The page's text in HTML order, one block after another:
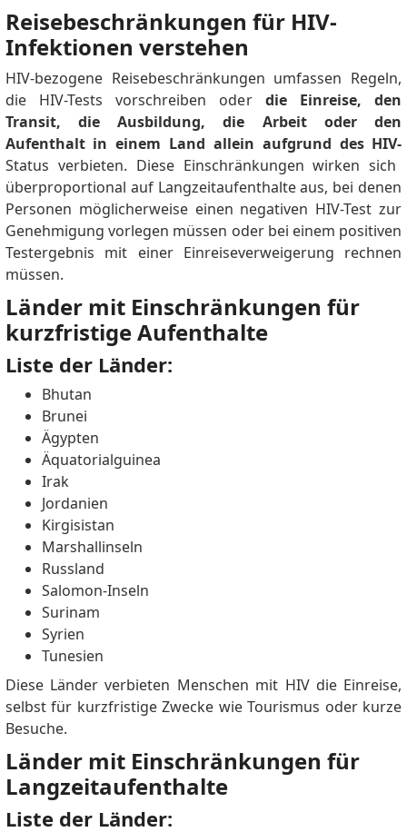
Reisebeschränkungen für HIV-
Infektionen verstehen
HIV-bezogene Reisebeschränkungen umfassen Regeln,
die HIV-Tests vorschreiben oder die Einreise, den
Transit, die Ausbildung, die Arbeit oder den
Aufenthalt in einem Land allein aufgrund des HIV-
Status verbieten. Diese Einschränkungen wirken sich
überproportional auf Langzeitaufenthalte aus, bei denen
Personen möglicherweise einen negativen HIV-Test zur
Genehmigung vorlegen müssen oder bei einem positiven
Testergebnis mit einer Einreiseverweigerung rechnen
müssen.
Länder mit Einschränkungen für
kurzfristige Aufenthalte
Liste der Länder:
Bhutan
Brunei
Ägypten
Äquatorialguinea
Irak
Jordanien
Kirgisistan
Marshallinseln
Russland
Salomon-Inseln
Surinam
Syrien
Tunesien
Diese Länder verbieten Menschen mit HIV die Einreise,
selbst für kurzfristige Zwecke wie Tourismus oder kurze
Besuche.
Länder mit Einschränkungen für
Langzeitaufenthalte
Liste der Länder: